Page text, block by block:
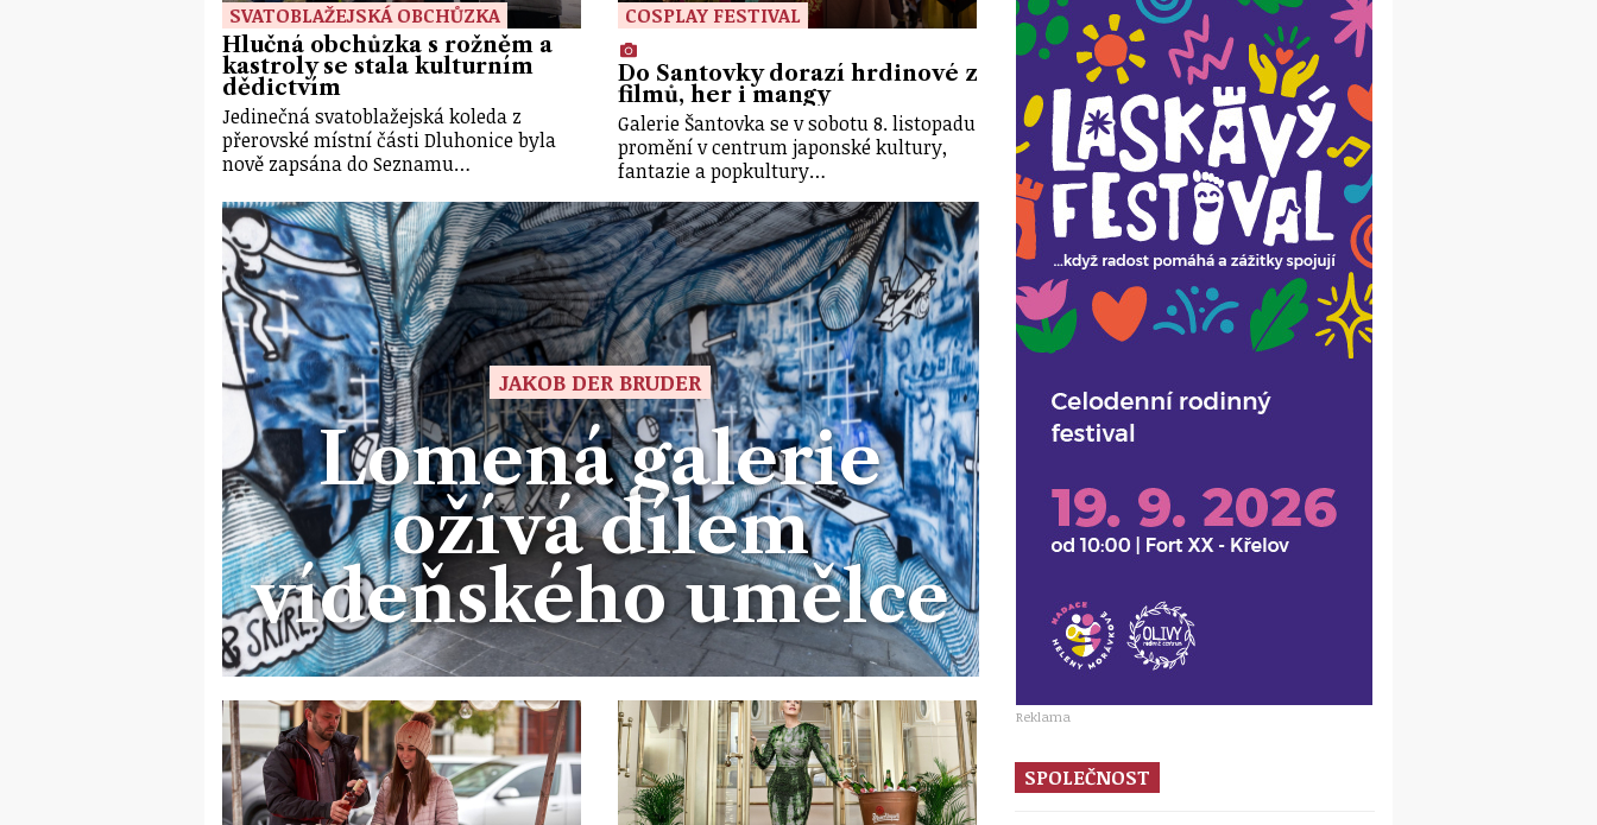
SVATOBLAŽEJSKÁ OBCHŮZKA
Hlučná obchůzka s rožněm a
kastroly se stala kulturním
dědictvím
Jedinečná svatoblažejská koleda z
přerovské místní části Dluhonice byla
nově zapsána do Seznamu…
COSPLAY FESTIVAL
Do Šantovky dorazí hrdinové z
filmů, her i mangy
Galerie Šantovka se v sobotu 8. listopadu
promění v centrum japonské kultury,
fantazie a popkultury…
JAKOB DER BRUDER
Lomená galerie
ožívá dílem
vídeňského umělce
Reklama
SPOLEČNOST